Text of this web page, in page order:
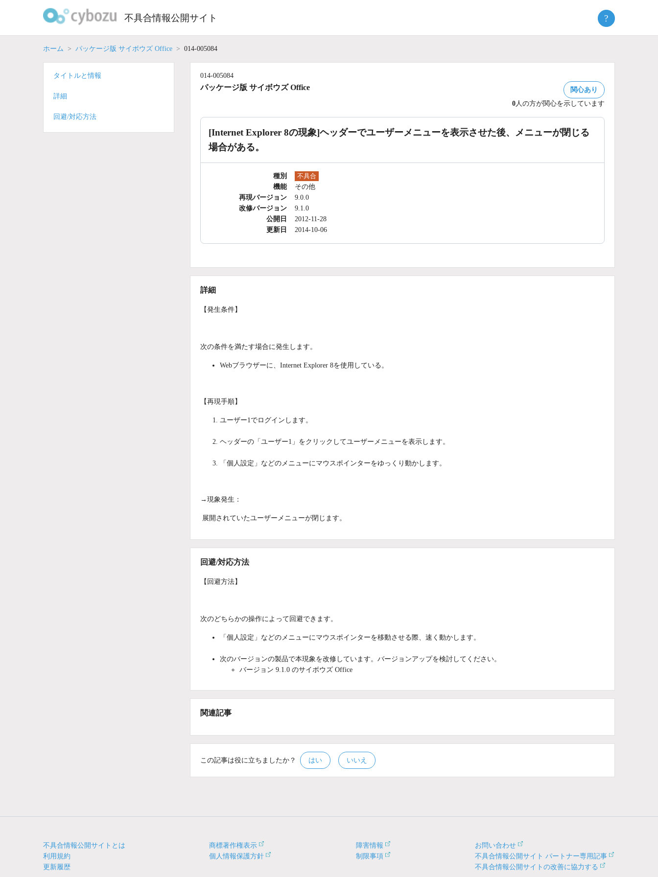
不具合情報公開サイト ?
ホーム パッケージ版 サイボウズ Office 014-005084
014-005084
パッケージ版 サイボウズ Office
関心あり
0人の方が関心を示しています
[Internet Explorer 8の現象]ヘッダーでユーザーメニューを表示させた後、メニューが閉じる
場合がある。
種別 不具合
機能
その他
再現バージョン
9.0.0
改修バージョン
9.1.0
公開日
2012-11-28
更新日
2014-10-06
詳細
【発生条件】
次の条件を満たす場合に発生します。
Webブラウザーに、Internet Explorer 8を使用している。
【再現手順】
ユーザー1でログインします。
ヘッダーの「ユーザー1」をクリックしてユーザーメニューを表示します。
「個人設定」などのメニューにマウスポインターをゆっくり動かします。
→現象発生：
展開されていたユーザーメニューが閉じます。
回避/対応方法
【回避方法】
次のどちらかの操作によって回避できます。
「個人設定」などのメニューにマウスポインターを移動させる際、速く動かします。
次のバージョンの製品で本現象を改修しています。バージョンアップを検討してください。
バージョン 9.1.0 のサイボウズ Office
関連記事
この記事は役に立ちましたか？ はい いいえ
タイトルと情報
詳細
回避/対応方法
不具合情報公開サイトとは
利用規約
更新履歴
商標著作権表示
個人情報保護方針
障害情報
制限事項
お問い合わせ
不具合情報公開サイト パートナー専用記事
不具合情報公開サイトの改善に協力する